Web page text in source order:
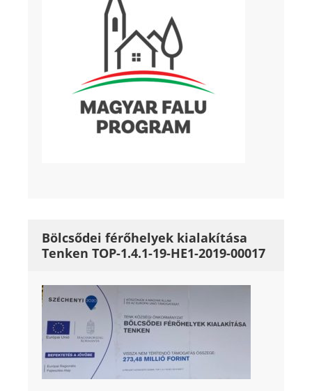
Bölcsődei férőhelyek kialakítása
Tenken TOP-1.4.1-19-HE1-2019-00017